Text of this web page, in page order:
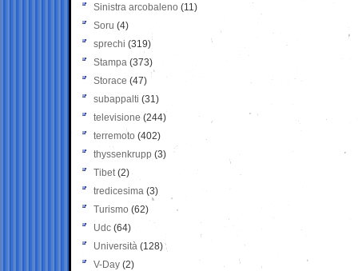
Sinistra arcobaleno (11)
Soru (4)
sprechi (319)
Stampa (373)
Storace (47)
subappalti (31)
televisione(244)
terremoto (402)
thyssenkrupp (3)
Tibet(2)
tredicesima (3)
Turismo (62)
Udc (64)
Università (128)
V-Day (2)